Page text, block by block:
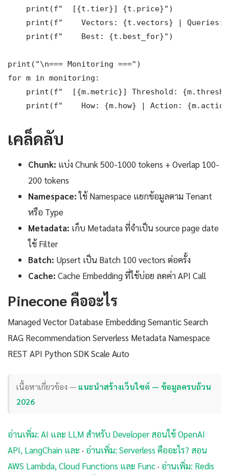
    print(f"  [{t.tier}] {t.price}")
print(f"    Vectors: {t.vectors} | Queries:
    print(f"    Best: {t.best_for}")
print("\n=== Monitoring ===")
for m in monitoring:
print(f"  [{m.metric}] Threshold:
print(f"    How: {m.how} | Action:
เคล็ดลับ
Chunk: แบ่ง Chunk 500-1000 tokens + Overlap 100-
200 tokens
Namespace:ใช้ Namespace แยกข้อมูลตาม Tenant
หรือ Type
Metadata: เก็บ Metadata ที่จำเป็น source page date
ใช้ Filter
Batch: Upsert เป็น Batch 100 vectors ต่อครั้ง
Cache: Cache Embedding ที่ใช้บ่อย ลดค่า API Call
Pinecone คืออะไร
Managed Vector Database Embedding Semantic Search
RAG Recommendation Serverless Metadata Namespace
REST API Python SDK Scale Auto
เนื้อหาเกี่ยวข้อง — แนะนำสร้างเว็บไซต์ — ข้อมูลครบถ้วน
2026
อ่านเพิ่ม: AI และ LLM สำหรับ Developer สอนใช้ OpenAI
API, LangChain และ · อ่านเพิ่ม: Serverless คืออะไร? สอน
AWS Lambda, Cloud Functions และ Func · อ่านเพิ่ม: Redis